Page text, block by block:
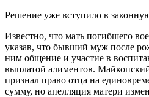
Решение уже вступило в
Известно, что мать погибшего
указав, что бывший муж после
ним общение и участие в
выплатой алиментов.
признал право отца на
сумму, но апелляция матери